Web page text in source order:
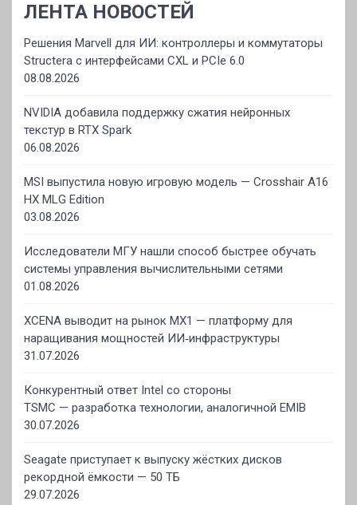
ЛЕНТА НОВОСТЕЙ
Решения Marvell для ИИ: контроллеры и коммутаторы
Structera с интерфейсами CXL и PCIe 6.0
08.08.2026
NVIDIA добавила поддержку сжатия нейронных
текстур в RTX Spark
06.08.2026
MSI выпустила новую игровую модель — Crosshair A16
HX MLG Edition
03.08.2026
Исследователи МГУ нашли способ быстрее обучать
системы управления вычислительными сетями
01.08.2026
XCENA выводит на рынок MX1 — платформу для
наращивания мощностей ИИ‑инфраструктуры
31.07.2026
Конкурентный ответ Intel со стороны
TSMC — разработка технологии, аналогичной EMIB
30.07.2026
Seagate приступает к выпуску жёстких дисков
рекордной ёмкости — 50 ТБ
29.07.2026